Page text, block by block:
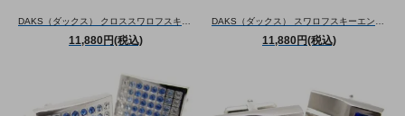
11,880円(税込) 11,880円(税込)